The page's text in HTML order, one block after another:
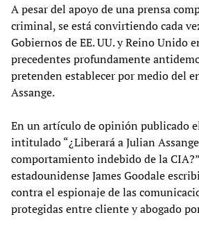
A pesar del apoyo de una prensa
criminal, se está convirtiendo cada
Gobiernos de EE. UU. y Reino Unido
precedentes profundamente
pretenden establecer por medio del
Assange.
En un artículo de opinión publicado
intitulado “¿Liberará a Julian
comportamiento indebido de la
estadounidense James Goodale
contra el espionaje de las
protegidas entre cliente y abogado